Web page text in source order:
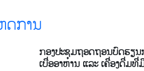
ດການ
ກອງປະຊຸມຖອດຖອນບົດຮຽ
ເບື່ອອາຫານ ແລະ ເຄື່ອງດື່ມທີ່